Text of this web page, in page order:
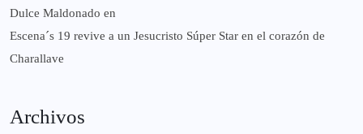
Dulce Maldonado en
Escena´s 19 revive a un Jesucristo Súper Star en el corazón de
Charallave
Archivos